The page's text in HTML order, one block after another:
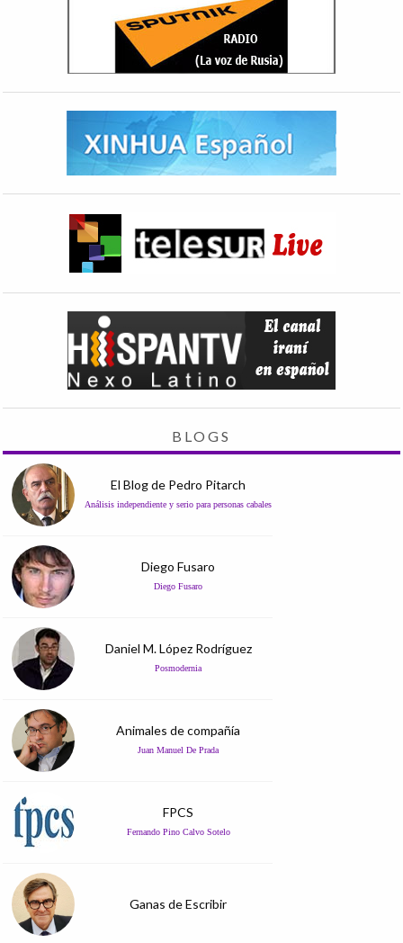
BLOGS
El Blog de Pedro Pitarch
Análisis independiente y serio para personas cabales
Diego Fusaro
Diego Fusaro
Daniel M. López Rodríguez
Posmodernia
Animales de compañía
Juan Manuel De Prada
FPCS
Fernando Pino Calvo Sotelo
Ganas de Escribir